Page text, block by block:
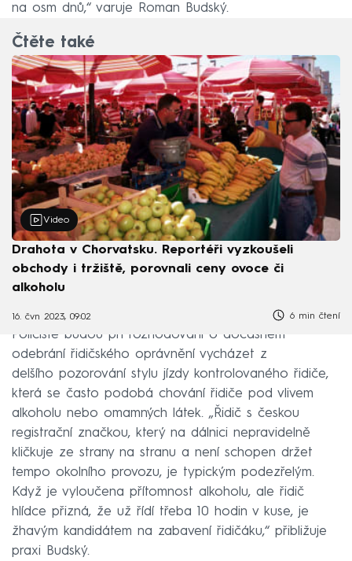
na osm dnů,“ varuje Roman Budský.
Čtěte také
Video
Drahota v Chorvatsku. Reportéři vyzkoušeli
obchody i tržiště, porovnali ceny ovoce či
alkoholu
16. čvn 2023, 09:02 6 min čtení
Policisté budou při rozhodování o dočasném
odebrání řidičského oprávnění vycházet z
delšího pozorování stylu jízdy kontrolovaného řidiče,
která se často podobá chování řidiče pod vlivem
alkoholu nebo omamných látek. „Řidič s českou
registrační značkou, který na dálnici nepravidelně
kličkuje ze strany na stranu a není schopen držet
tempo okolního provozu, je typickým podezřelým.
Když je vyloučena přítomnost alkoholu, ale řidič
hlídce přizná, že už řídí třeba 10 hodin v kuse, je
žhavým kandidátem na zabavení řidičáku,“ přibližuje
praxi Budský.